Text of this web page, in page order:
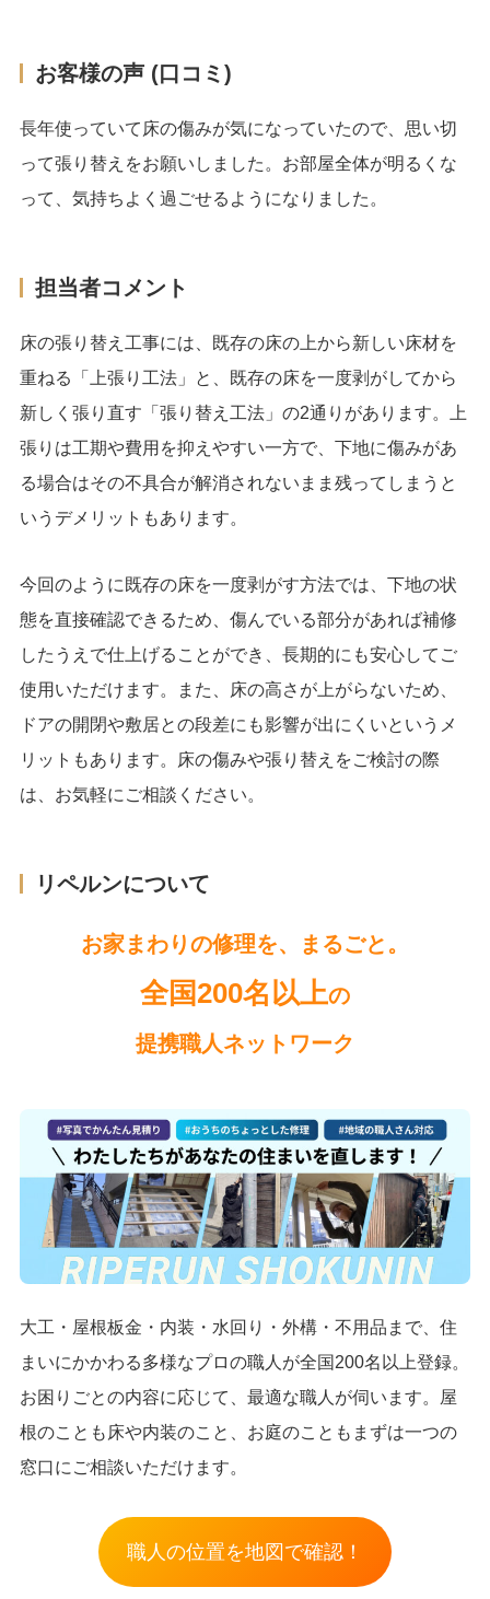
お客様の声 (口コミ)
長年使っていて床の傷みが気になっていたので、思い切
って張り替えをお願いしました。お部屋全体が明るくな
って、気持ちよく過ごせるようになりました。
担当者コメント
床の張り替え工事には、既存の床の上から新しい床材を
重ねる「上張り工法」と、既存の床を一度剥がしてから
新しく張り直す「張り替え工法」の2通りがあります。上
張りは工期や費用を抑えやすい一方で、下地に傷みがあ
る場合はその不具合が解消されないまま残ってしまうと
いうデメリットもあります。
今回のように既存の床を一度剥がす方法では、下地の状
態を直接確認できるため、傷んでいる部分があれば補修
したうえで仕上げることができ、長期的にも安心してご
使用いただけます。また、床の高さが上がらないため、
ドアの開閉や敷居との段差にも影響が出にくいというメ
リットもあります。床の傷みや張り替えをご検討の際
は、お気軽にご相談ください。
リペルンについて
お家まわりの修理を、まるごと。
全国200名以上の
提携職人ネットワーク
大工・屋根板金・内装・水回り・外構・不用品まで、住
まいにかかわる多様なプロの職人が全国200名以上登録。
お困りごとの内容に応じて、最適な職人が伺います。屋
根のことも床や内装のこと、お庭のこともまずは一つの
窓口にご相談いただけます。
職人の位置を地図で確認！